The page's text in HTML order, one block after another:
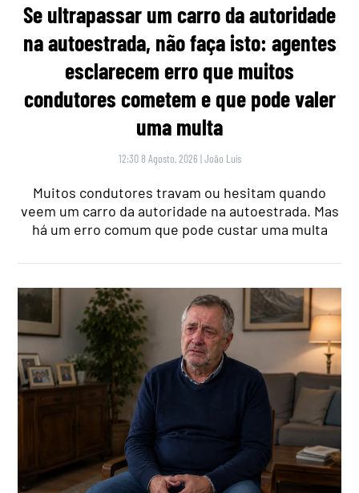
Se ultrapassar um carro da autoridade
na autoestrada, não faça isto: agentes
esclarecem erro que muitos
condutores cometem e que pode valer
uma multa
12:30 8 Agosto, 2026 |João Luís
Muitos condutores travam ou hesitam quando
veem um carro da autoridade na autoestrada. Mas
há um erro comum que pode custar uma multa